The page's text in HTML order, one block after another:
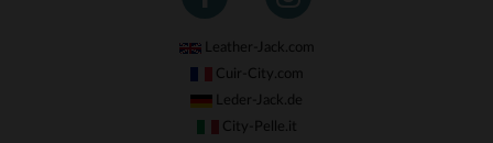
Leather-Jack.com
Cuir-City.com
Leder-Jack.de
City-Pelle.it